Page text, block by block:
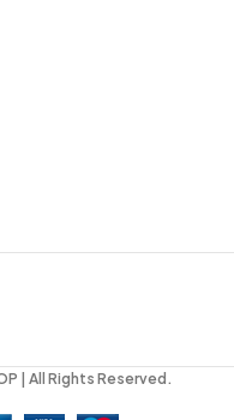
| All Rights Reserved.